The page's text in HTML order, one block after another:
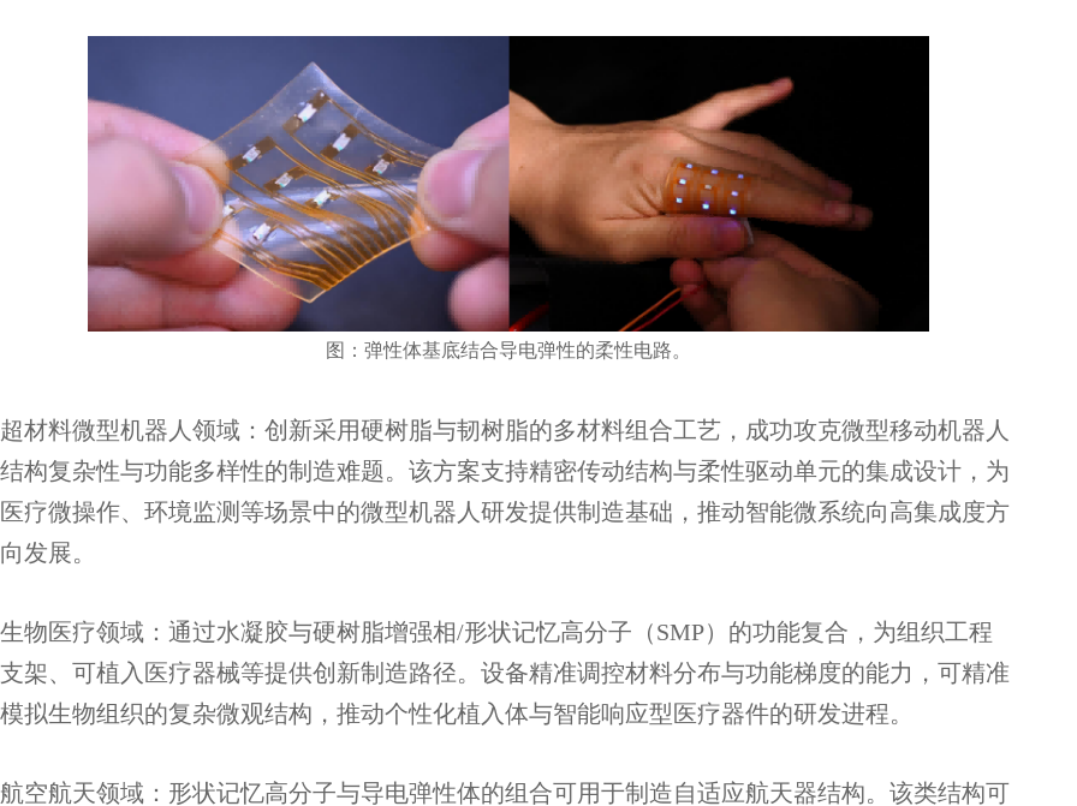
图：弹性体基底结合导电弹性的柔性电路。
超材料微型机器人领域：创新采用硬树脂与韧树脂的多材料组合工艺，成功攻克微型移动机器人
结构复杂性与功能多样性的制造难题。该方案支持精密传动结构与柔性驱动单元的集成设计，为
医疗微操作、环境监测等场景中的微型机器人研发提供制造基础，推动智能微系统向高集成度方
向发展。
生物医疗领域：通过水凝胶与硬树脂增强相/形状记忆高分子（SMP）的功能复合，为组织工程
支架、可植入医疗器械等提供创新制造路径。设备精准调控材料分布与功能梯度的能力，可精准
模拟生物组织的复杂微观结构，推动个性化植入体与智能响应型医疗器件的研发进程。
航空航天领域：形状记忆高分子与导电弹性体的组合可用于制造自适应航天器结构。该类结构可